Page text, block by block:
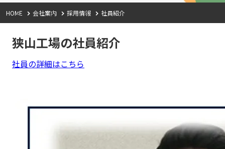
HOME 会社案内 採用情報 社員紹介
狭山工場の社員紹介
社員の詳細はこちら